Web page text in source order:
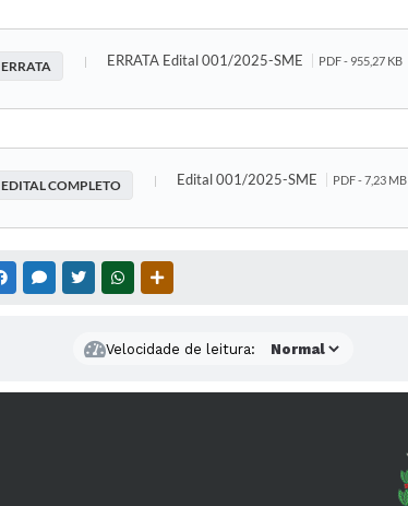
ERRATA ERRATA Edital 001/2025-SME PDF - 955,27 KB
EDITAL COMPLETO Edital 001/2025-SME PDF - 7,23 MB
FACEBOOKMESSENGER
TWITTERWHATSAPP
Velocidade de leitura: